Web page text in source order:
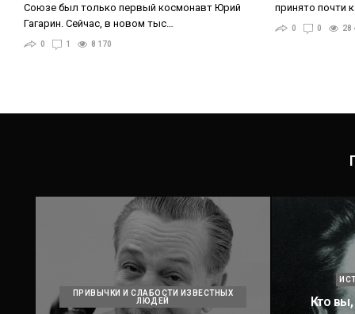
Союзе был только первый космонавт Юрий
Гагарин. Сейчас, в новом тыс…
0 1 8 170
принято почти
0 0 28
ПРИВЫЧКИ И СЛАБОСТИ ИЗВЕСТНЫХ
ЛЮДЕЙ
Кто